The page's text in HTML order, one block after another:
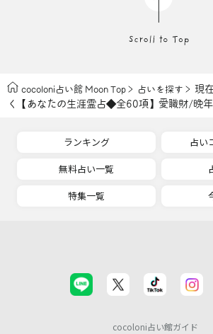
cocoloni占い館 Moon Top 占いを探す
現
く【あなたの生涯霊占◆全60項】愛職財/晩年
ランキング
占い
無料占い一覧
特集一覧
cocoloni占い館ガイド